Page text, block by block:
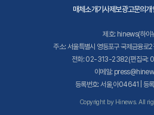
매체소개기사제보광고문의개
제호: hinews(하이
주소: 서울특별시 영등포구 국제금융로
전화: 02-313-2382(편집국
이메일:
등록번호: 서울,아04641 | 등
Copyright by Hinews. All